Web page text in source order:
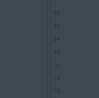
60
63
66
69
72
75
78